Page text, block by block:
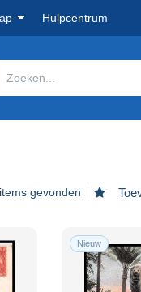
Hulpcentrum
gevonden
Nieuw